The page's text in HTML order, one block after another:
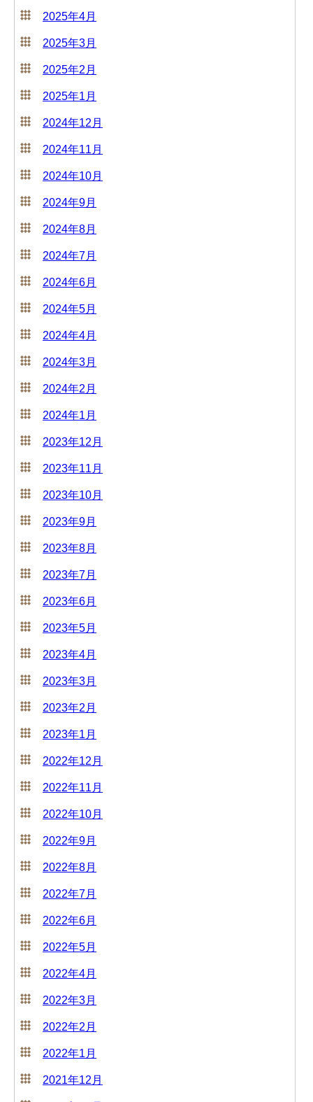
2025年4月
2025年3月
2025年2月
2025年1月
2024年12月
2024年11月
2024年10月
2024年9月
2024年8月
2024年7月
2024年6月
2024年5月
2024年4月
2024年3月
2024年2月
2024年1月
2023年12月
2023年11月
2023年10月
2023年9月
2023年8月
2023年7月
2023年6月
2023年5月
2023年4月
2023年3月
2023年2月
2023年1月
2022年12月
2022年11月
2022年10月
2022年9月
2022年8月
2022年7月
2022年6月
2022年5月
2022年4月
2022年3月
2022年2月
2022年1月
2021年12月